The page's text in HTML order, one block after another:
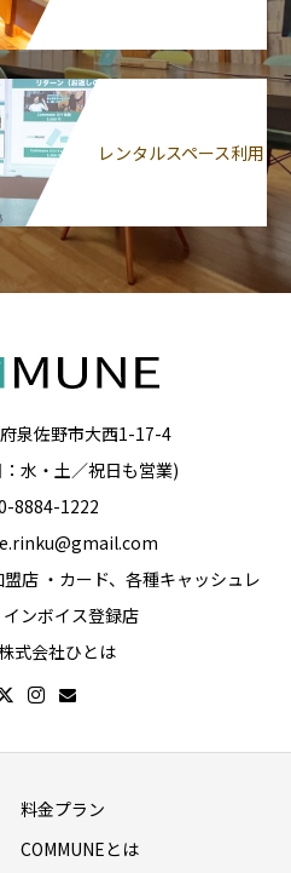
レンタルスペース利用
泉佐野市大西1-17-4
水・土／祝日も営業)
8884-1222
店 ・カード、各種キャッシュレ
ンボイス登録店
式会社ひとは
料金プラン
COMMUNEとは